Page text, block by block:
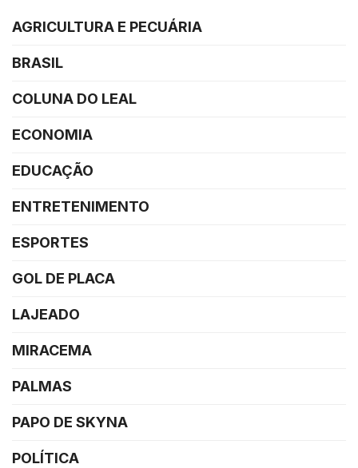
AGRICULTURA E PECUÁRIA
BRASIL
COLUNA DO LEAL
ECONOMIA
EDUCAÇÃO
ENTRETENIMENTO
ESPORTES
GOL DE PLACA
LAJEADO
MIRACEMA
PALMAS
PAPO DE SKYNA
POLÍTICA